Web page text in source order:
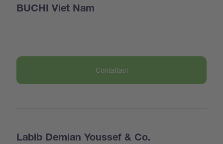
BUCHI Viet Nam
Contattaci
Labib Demian Youssef & Co.